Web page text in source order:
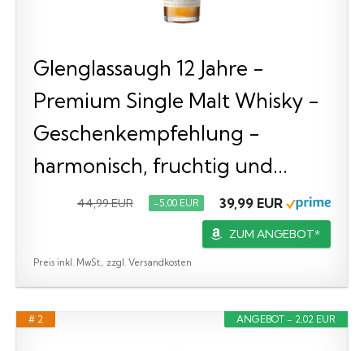
Glenglassaugh 12 Jahre -
Premium Single Malt Whisky -
Geschenkempfehlung -
harmonisch, fruchtig und...
44,99 EUR −5,00 EUR 39,99 EUR
ZUM ANGEBOT*
Preis inkl. MwSt., zzgl. Versandkosten
ANGEBOT - 2,02 EUR
# 2